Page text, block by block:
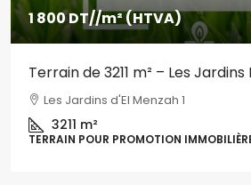
1 800 DT//m² (HTVA)
Terrain de 3211 m² – Les Jardins
Les Jardins d'El Menzah 1
3211 m²
TERRAIN POUR PROMOTION